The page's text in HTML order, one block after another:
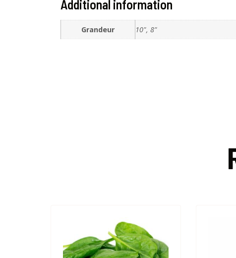
Additional information
Grandeur 10", 8"